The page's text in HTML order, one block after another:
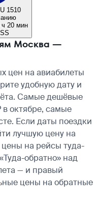
1510
ч 20 мин
SS
Москва —
цен на авиабилеты
удобную дату и
Самые дешёвые
октябре, самые
Если даты поездки
лучшую цену на
на рейсы туда-
обратно» над
— и правый
цены на обратные